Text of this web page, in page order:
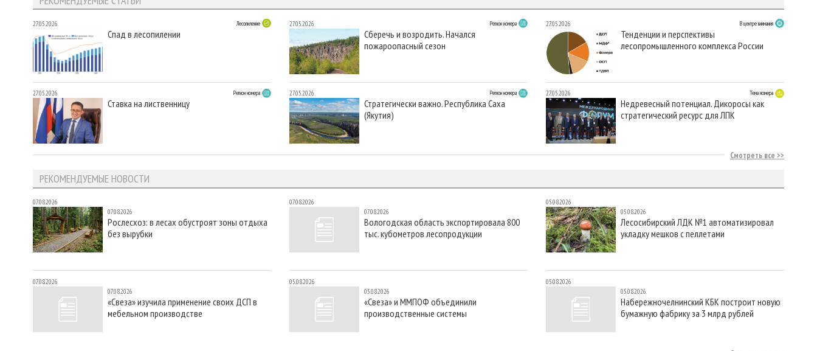
27.05.2026 Лесопиление
Спад в лесопилении
27.05.2026 Регион номера
Ставка на лиственницу
27.05.2026 Регион номера
Сберечь и возродить. Начался
пожароопасный сезон
27.05.2026 Регион номера
Стратегически важно. Республика Саха
(Якутия)
27.05.2026 В центре внимания
Тенденции и перспективы
лесопромышленного комплекса России
27.05.2026 Тема номера
Недревесный потенциал. Дикоросы как
стратегический ресурс для ЛПК
Смотреть все
РЕКОМЕНДУЕМЫЕ НОВОСТИ
07.08.2026
07.08.2026
Рослесхоз: в лесах обустроят зоны отдыха
без вырубки
07.08.2026
07.08.2026
«Свеза» изучила применение своих ДСП в
мебельном производстве
07.08.2026
07.08.2026
Вологодская область экспортировала 800
тыс. кубометров лесопродукции
05.08.2026
05.08.2026
«Свеза» и ММПОФ объединили
производственные системы
05.08.2026
05.08.2026
Лесосибирский ЛДК №1 автоматизировал
укладку мешков с пеллетами
05.08.2026
05.08.2026
Набережночелнинский КБК построит новую
бумажную фабрику за 3 млрд рублей